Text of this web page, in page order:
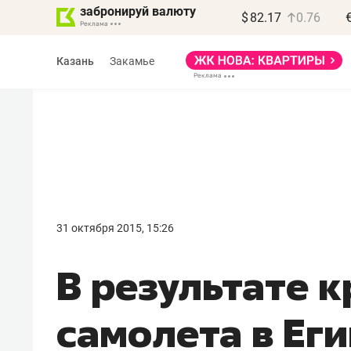
забронируй валюту $ 82.17 0.76
Казань Закамье
31 октября 2015, 15:26
В результате
самолета в
правил, бизнес может
потерять минимум